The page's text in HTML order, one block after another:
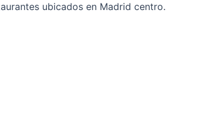
ubicados en Madrid centro.